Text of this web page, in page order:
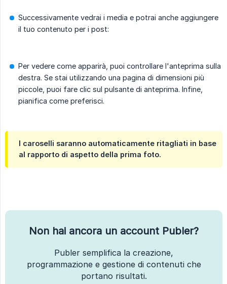
Successivamente vedrai i media e potrai anche aggiungere
il tuo contenuto per i post:
Per vedere come apparirà, puoi controllare l'anteprima sulla
destra. Se stai utilizzando una pagina di dimensioni più
piccole, puoi fare clic sul pulsante di anteprima. Infine,
pianifica come preferisci.
I caroselli saranno automaticamente ritagliati in base
al rapporto di aspetto della prima foto.
Non hai ancora un account Publer?
Publer semplifica la creazione,
programmazione e gestione di contenuti che
portano risultati.